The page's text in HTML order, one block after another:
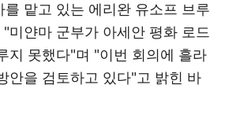
를 맡고 있는 에리완 유소프 브루
미얀마 군부가 아세안 평화 로드
지 못했다"며 "이번 회의에 흘라
안을 검토하고 있다"고 밝힌 바